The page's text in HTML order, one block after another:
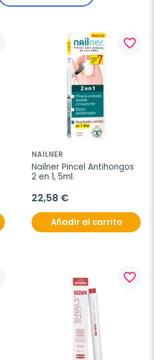
favorite_border
NAILNER
Nailner Pincel Antihongos
2 en 1, 5ml.
22,58 €
Añadir al carrito
favorite_border